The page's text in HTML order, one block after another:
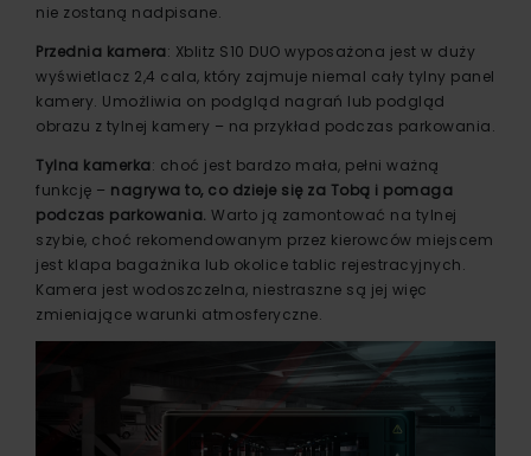
nie zostaną nadpisane.
Przednia kamera: Xblitz S10 DUO wyposażona jest w duży
wyświetlacz 2,4 cala, który zajmuje niemal cały tylny panel
kamery. Umożliwia on podgląd nagrań lub podgląd
obrazu z tylnej kamery – na przykład podczas parkowania.
Tylna kamerka: choć jest bardzo mała, pełni ważną
funkcję – nagrywa to, co dzieje się za Tobą i pomaga
podczas parkowania. Warto ją zamontować na tylnej
szybie, choć rekomendowanym przez kierowców miejscem
jest klapa bagażnika lub okolice tablic rejestracyjnych.
Kamera jest wodoszczelna, niestraszne są jej więc
zmieniające warunki atmosferyczne.